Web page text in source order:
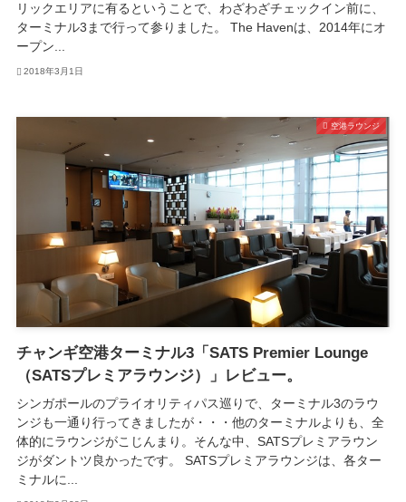
リックエリアに有るということで、わざわざチェックイン前に、
ターミナル3まで行って参りました。 The Havenは、2014年にオ
ープン...
2018年3月1日
空港ラウンジ
チャンギ空港ターミナル3「SATS Premier Lounge
（SATSプレミアラウンジ）」レビュー。
シンガポールのプライオリティパス巡りで、ターミナル3のラウ
ンジも一通り行ってきましたが・・・他のターミナルよりも、全
体的にラウンジがこじんまり。そんな中、SATSプレミアラウン
ジがダントツ良かったです。 SATSプレミアラウンジは、各ター
ミナルに...